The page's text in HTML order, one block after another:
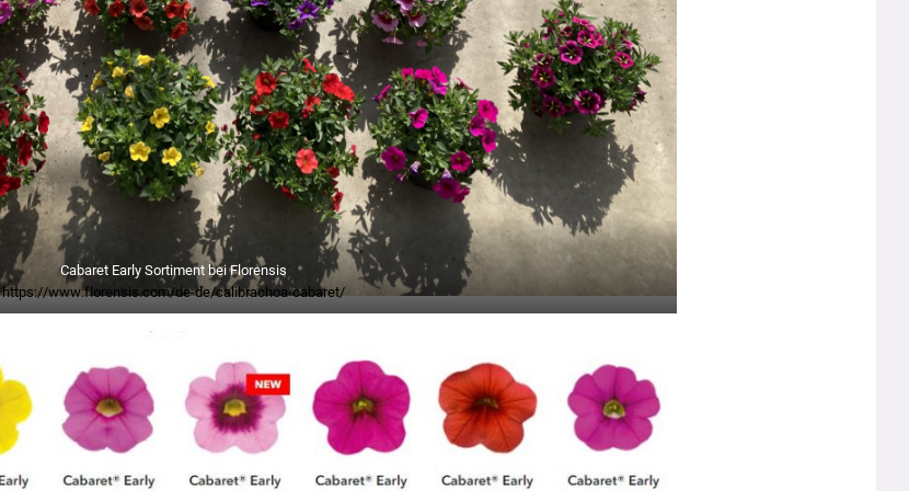
Cabaret Early Sortiment bei Florensis
https://www.florensis.com/de-de/calibrachoa-cabaret/